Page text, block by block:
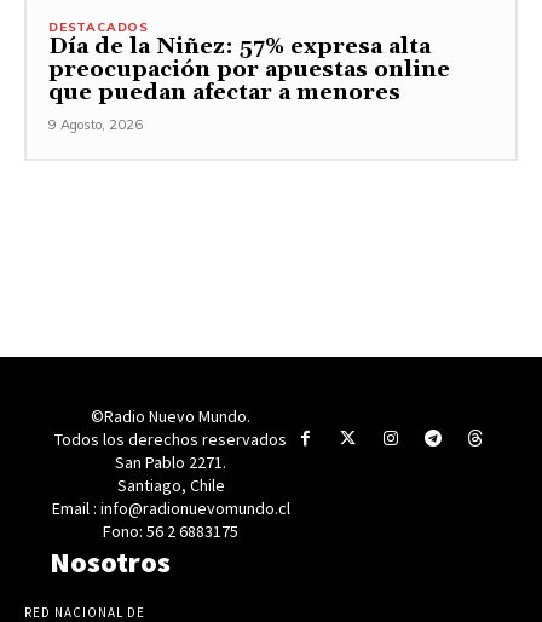
DESTACADOS
Día de la Niñez: 57% expresa alta
preocupación por apuestas online
que puedan afectar a menores
9 Agosto, 2026
©Radio Nuevo Mundo.
Todos los derechos reservados
San Pablo 2271.
Santiago, Chile
Email : info@radionuevomundo.cl
Fono: 56 2 6883175
Nosotros
RED NACIONAL DE